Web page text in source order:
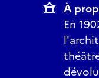
À
En